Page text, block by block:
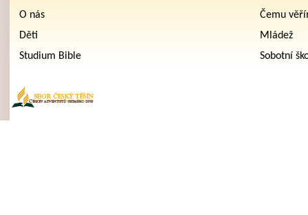
O nás
Čemu
Děti
Mládež
Studium Bible
Sobotní